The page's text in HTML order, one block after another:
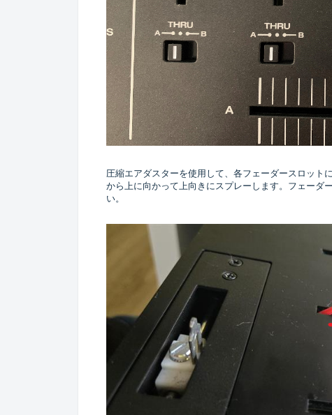
圧縮エアダスターを使用して、各フェーダースロット
から上に向かって上向きにスプレーします。フェーダ
い。